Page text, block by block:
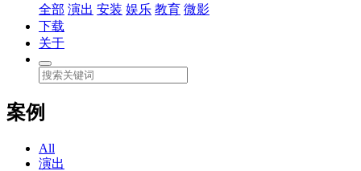
全部 演出 安装 娱乐 教育 微影
下载
关于
案例
All
演出